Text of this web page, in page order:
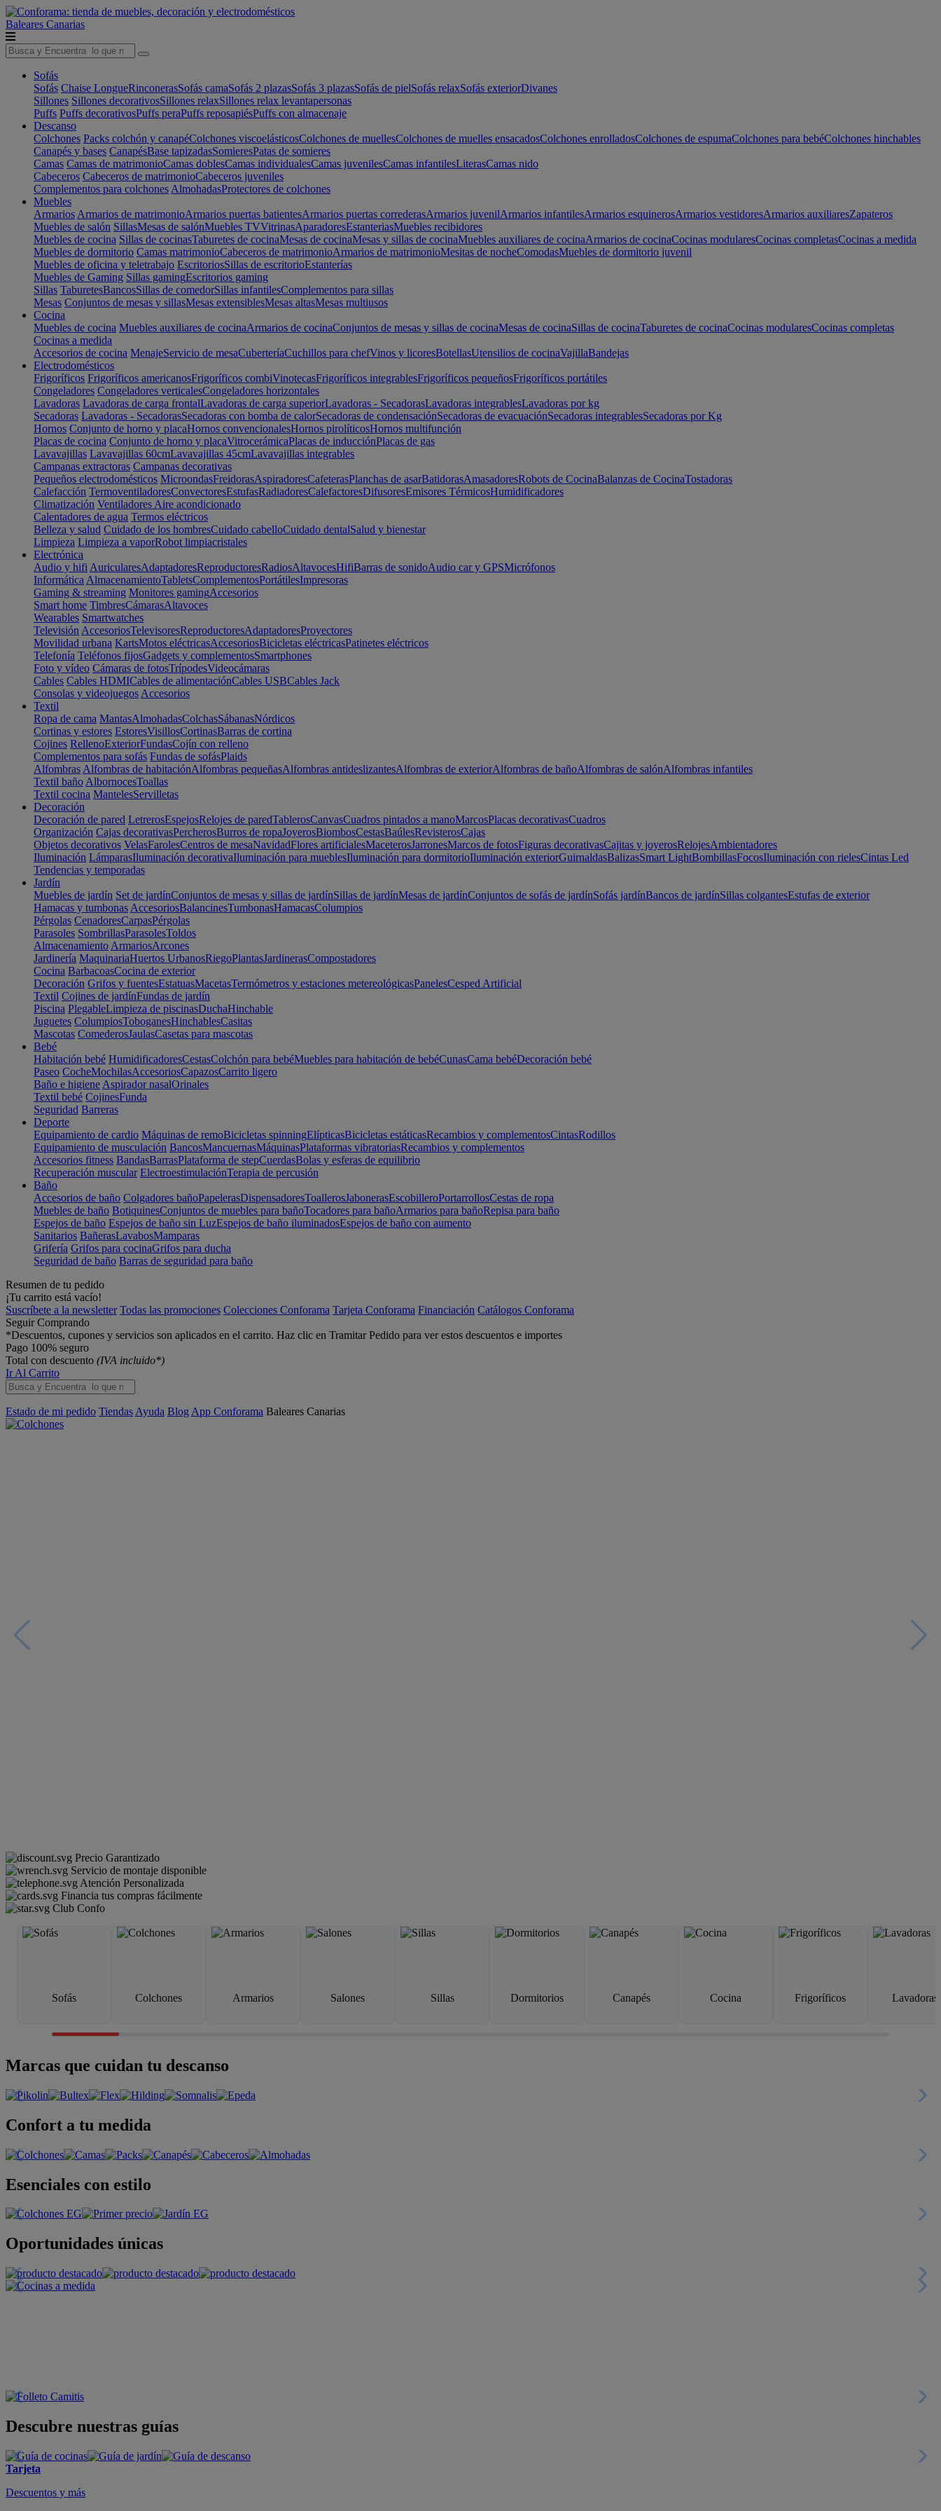
Baleares Canarias
Sofás
Sofás Chaise LongueRinconerasSofás camaSofás 2 plazasSofás 3 plazasSofás de pielSofás relaxSofás exteriorDivanes
Sillones Sillones decorativosSillones relaxSillones relax levantapersonas
Puffs Puffs decorativosPuffs peraPuffs reposapiésPuffs con almacenaje
Descanso
Colchones Packs colchón y canapéColchones viscoelásticosColchones de muellesColchones de muelles ensacadosColchones enrolladosColchones de espumaColchones para bebéColchones hinchables
Canapés y bases CanapésBase tapizadasSomieresPatas de somieres
Camas Camas de matrimonioCamas doblesCamas individualesCamas juvenilesCamas infantilesLiterasCamas nido
Cabeceros Cabeceros de matrimonioCabeceros juveniles
Complementos para colchones AlmohadasProtectores de colchones
Muebles
Armarios Armarios de matrimonioArmarios puertas batientesArmarios puertas correderasArmarios juvenilArmarios infantilesArmarios esquinerosArmarios vestidoresArmarios auxiliaresZapateros
Muebles de salón SillasMesas de salónMuebles TVVitrinasAparadoresEstanteriasMuebles recibidores
Muebles de cocina Sillas de cocinasTaburetes de cocinaMesas de cocinaMesas y sillas de cocinaMuebles auxiliares de cocinaArmarios de cocinaCocinas modularesCocinas completasCocinas a medida
Muebles de dormitorio Camas matrimonioCabeceros de matrimonioArmarios de matrimonioMesitas de nocheComodasMuebles de dormitorio juvenil
Muebles de oficina y teletrabajo EscritoriosSillas de escritorioEstanterías
Muebles de Gaming Sillas gamingEscritorios gaming
Sillas TaburetesBancosSillas de comedorSillas infantilesComplementos para sillas
Mesas Conjuntos de mesas y sillasMesas extensiblesMesas altasMesas multiusos
Cocina
Muebles de cocina Muebles auxiliares de cocinaArmarios de cocinaConjuntos de mesas y sillas de cocinaMesas de cocinaSillas de cocinaTaburetes de cocinaCocinas modularesCocinas completas
Cocinas a medida
Accesorios de cocina MenajeServicio de mesaCuberteríaCuchillos para chefVinos y licoresBotellasUtensilios de cocinaVajillaBandejas
Electrodomésticos
Frigoríficos Frigoríficos americanosFrigoríficos combiVinotecasFrigoríficos integrablesFrigoríficos pequeñosFrigoríficos portátiles
Congeladores Congeladores verticalesCongeladores horizontales
Lavadoras Lavadoras de carga frontalLavadoras de carga superiorLavadoras - SecadorasLavadoras integrablesLavadoras por kg
Secadoras Lavadoras - SecadorasSecadoras con bomba de calorSecadoras de condensaciónSecadoras de evacuaciónSecadoras integrablesSecadoras por Kg
Hornos Conjunto de horno y placaHornos convencionalesHornos pirolíticosHornos multifunción
Placas de cocina Conjunto de horno y placaVitrocerámicaPlacas de inducciónPlacas de gas
Lavavajillas Lavavajillas 60cmLavavajillas 45cmLavavajillas integrables
Campanas extractoras Campanas decorativas
Pequeños electrodomésticos MicroondasFreidorasAspiradoresCafeterasPlanchas de asarBatidorasAmasadoresRobots de CocinaBalanzas de CocinaTostadoras
Calefacción TermoventiladoresConvectoresEstufasRadiadoresCalefactoresDifusoresEmisores TérmicosHumidificadores
Climatización Ventiladores Aire acondicionado
Calentadores de agua Termos eléctricos
Belleza y salud Cuidado de los hombresCuidado cabelloCuidado dentalSalud y bienestar
Limpieza Limpieza a vaporRobot limpiacristales
Electrónica
Audio y hifi AuricularesAdaptadoresReproductoresRadiosAltavocesHifiBarras de sonidoAudio car y GPSMicrófonos
Informática AlmacenamientoTabletsComplementosPortátilesImpresoras
Gaming & streaming Monitores gamingAccesorios
Smart home TimbresCámarasAltavoces
Wearables Smartwatches
Televisión AccesoriosTelevisoresReproductoresAdaptadoresProyectores
Movilidad urbana KartsMotos eléctricasAccesoriosBicicletas eléctricasPatinetes eléctricos
Telefonía Teléfonos fijosGadgets y complementosSmartphones
Foto y vídeo Cámaras de fotosTrípodesVideocámaras
Cables Cables HDMICables de alimentaciónCables USBCables Jack
Consolas y videojuegos Accesorios
Textil
Ropa de cama MantasAlmohadasColchasSábanasNórdicos
Cortinas y estores EstoresVisillosCortinasBarras de cortina
Cojines RellenoExteriorFundasCojín con relleno
Complementos para sofás Fundas de sofásPlaids
Alfombras Alfombras de habitaciónAlfombras pequeñasAlfombras antideslizantesAlfombras de exteriorAlfombras de bañoAlfombras de salónAlfombras infantiles
Textil baño AlbornocesToallas
Textil cocina MantelesServilletas
Decoración
Decoración de pared LetrerosEspejosRelojes de paredTablerosCanvasCuadros pintados a manoMarcosPlacas decorativasCuadros
Organización Cajas decorativasPercherosBurros de ropaJoyerosBiombosCestasBaúlesRevisterosCajas
Objetos decorativos VelasFarolesCentros de mesaNavidadFlores artificialesMaceterosJarronesMarcos de fotosFiguras decorativasCajitas y joyerosRelojesAmbientadores
Iluminación LámparasIluminación decorativaIluminación para mueblesIluminación para dormitorioIluminación exteriorGuirnaldasBalizasSmart LightBombillasFocosIluminación con rielesCintas Led
Tendencias y temporadas
Jardín
Muebles de jardín Set de jardínConjuntos de mesas y sillas de jardínSillas de jardínMesas de jardínConjuntos de sofás de jardínSofás jardínBancos de jardínSillas colgantesEstufas de exterior
Hamacas y tumbonas AccesoriosBalancinesTumbonasHamacasColumpios
Pérgolas CenadoresCarpasPérgolas
Parasoles SombrillasParasolesToldos
Almacenamiento ArmariosArcones
Jardinería MaquinariaHuertos UrbanosRiegoPlantasJardinerasCompostadores
Cocina BarbacoasCocina de exterior
Decoración Grifos y fuentesEstatuasMacetasTermómetros y estaciones metereológicasPanelesCesped Artificial
Textil Cojines de jardínFundas de jardín
Piscina PlegableLimpieza de piscinasDuchaHinchable
Juguetes ColumpiosToboganesHinchablesCasitas
Mascotas ComederosJaulasCasetas para mascotas
Bebé
Habitación bebé HumidificadoresCestasColchón para bebéMuebles para habitación de bebéCunasCama bebéDecoración bebé
Paseo CocheMochilasAccesoriosCapazosCarrito ligero
Baño e higiene Aspirador nasalOrinales
Textil bebé CojinesFunda
Seguridad Barreras
Deporte
Equipamiento de cardio Máquinas de remoBicicletas spinningElípticasBicicletas estáticasRecambios y complementosCintasRodillos
Equipamiento de musculación BancosMancuernasMáquinasPlataformas vibratoriasRecambios y complementos
Accesorios fitness BandasBarrasPlataforma de stepCuerdasBolas y esferas de equilibrio
Recuperación muscular ElectroestimulaciónTerapia de percusión
Baño
Accesorios de baño Colgadores bañoPapelerasDispensadoresToallerosJabonerasEscobilleroPortarrollosCestas de ropa
Muebles de baño BotiquinesConjuntos de muebles para bañoTocadores para bañoArmarios para bañoRepisa para baño
Espejos de baño Espejos de baño sin LuzEspejos de baño iluminadosEspejos de baño con aumento
Sanitarios BañerasLavabosMamparas
Grifería Grifos para cocinaGrifos para ducha
Seguridad de baño Barras de seguridad para baño
Resumen de tu pedido
¡Tu carrito está vacío!
Suscríbete a la newsletter Todas las promociones Colecciones Conforama Tarjeta Conforama Financiación Catálogos Conforama
Seguir Comprando
*Descuentos, cupones y servicios son aplicados en el carrito. Haz clic en Tramitar Pedido para ver estos descuentos e importes
Pago 100% seguro
Total con descuento (IVA incluido*)
Ir Al Carrito
Estado de mi pedido Tiendas Ayuda Blog App Conforama Baleares Canarias
Precio Garantizado
Servicio de montaje disponible
Atención Personalizada
Financia tus compras fácilmente
Club Confo
Sofás Colchones Armarios Salones Sillas Dormitorios Canapés Cocina Frigoríficos Lavadoras
Marcas que cuidan tu descanso
Confort a tu medida
Esenciales con estilo
Oportunidades únicas
Descubre nuestras guías
Tarjeta
Descuentos y más